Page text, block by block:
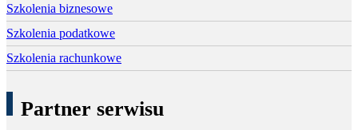
Szkolenia biznesowe
Szkolenia podatkowe
Szkolenia rachunkowe
Partner serwisu